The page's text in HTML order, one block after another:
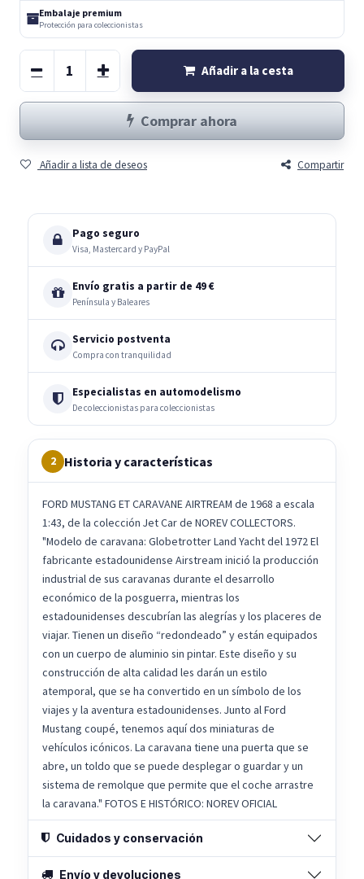
Embalaje premium
Protección para coleccionistas
Añadir a la cesta
Comprar ahora
Añadir a lista de deseos Compartir
Pago seguro
Visa, Mastercard y PayPal
Envío gratis a partir de 49 €
Península y Baleares
Servicio postventa
Compra con tranquilidad
Especialistas en automodelismo
De coleccionistas para coleccionistas
2 Historia y características
FORD MUSTANG ET CARAVANE AIRTREAM de 1968 a escala
1:43, de la colección Jet Car de NOREV COLLECTORS.
"Modelo de caravana: Globetrotter Land Yacht del 1972 El
fabricante estadounidense Airstream inició la producción
industrial de sus caravanas durante el desarrollo
económico de la posguerra, mientras los
estadounidenses descubrían las alegrías y los placeres de
viajar. Tienen un diseño “redondeado” y están equipados
con un cuerpo de aluminio sin pintar. Este diseño y su
construcción de alta calidad les darán un estilo
atemporal, que se ha convertido en un símbolo de los
viajes y la aventura estadounidenses. Junto al Ford
Mustang coupé, tenemos aquí dos miniaturas de
vehículos icónicos. La caravana tiene una puerta que se
abre, un toldo que se puede desplegar o guardar y un
sistema de remolque que permite que el coche arrastre
la caravana." FOTOS E HISTÓRICO: NOREV OFICIAL
Cuidados y conservación
Envío y devoluciones